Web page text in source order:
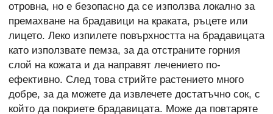
отровна, но е безопасно да се използва локално за
премахване на брадавици на краката, ръцете или
лицето. Леко изпилете повърхността на брадавицата
като използвате пемза, за да отстраните горния
слой на кожата и да направят лечението по-
ефективно. След това стрийте растението много
добре, за да можете да извлечете достатъчно сок, с
който да покриете брадавицата. Може да повтаряте